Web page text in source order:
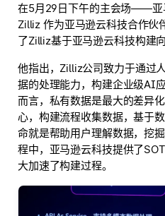
在5月29日下午的主会场——亚
Zilliz 作为亚马逊云科技合作伙
了Zilliz基于亚马逊云科技构建
他指出，Zilliz公司致力于通过
据的处理能力，构建企业级AI
而言，私有数据是最大的差异
心，构建流程收集数据，基于
命就是帮助用户理解数据，挖
程中，亚马逊云科技提供了
大加速了构建过程。